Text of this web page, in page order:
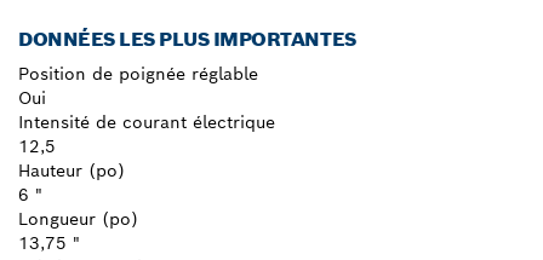
DONNÉES LES PLUS IMPORTANTES
Position de poignée réglable
Oui
Intensité de courant électrique
12,5
Hauteur (po)
6 "
Longueur (po)
13,75 "